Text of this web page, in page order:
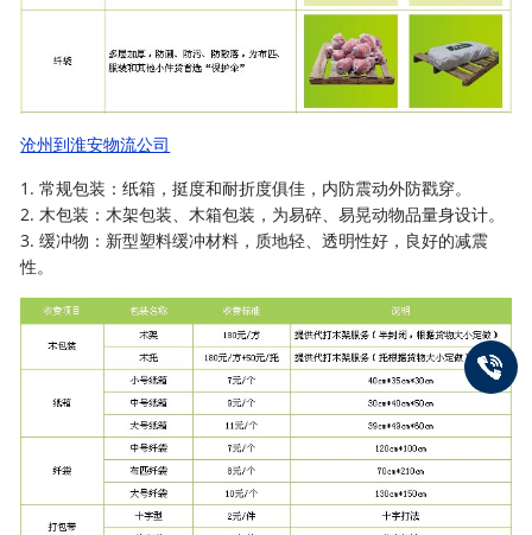
沧州到淮安物流公司
1. 常规包装：纸箱，挺度和耐折度俱佳，内防震动外防戳穿。
2. 木包装：木架包装、木箱包装，为易碎、易晃动物品量身设计。
3. 缓冲物：新型塑料缓冲材料，质地轻、透明性好，良好的减震
性。